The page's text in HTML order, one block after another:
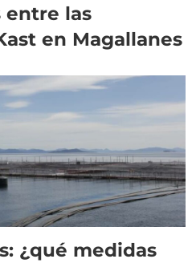
entre las
en Magallanes
¿qué medidas